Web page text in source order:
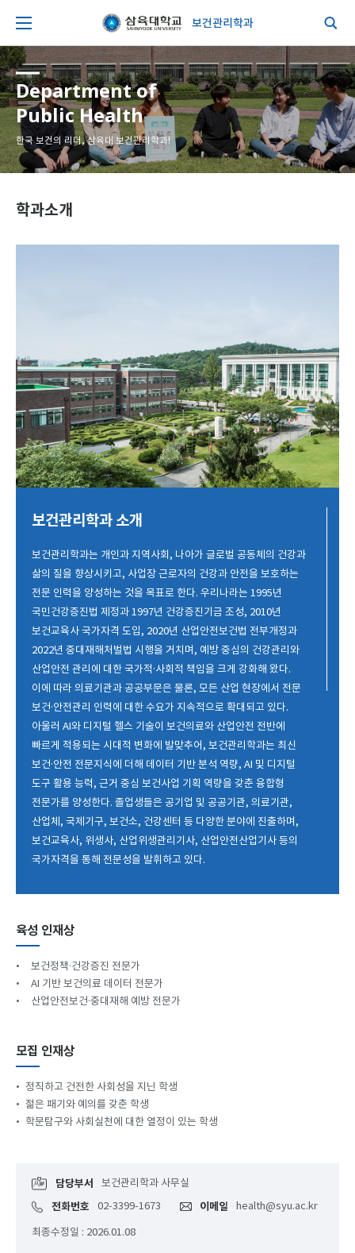
보건관리학과
Department of
Public Health
한국 보건의 리더, 삼육대 보건관리학과!
학과소개
보건관리학과 소개
보건관리학과는 개인과 지역사회, 나아가 글로벌 공동체의 건강과
삶의 질을 향상시키고, 사업장 근로자의 건강과 안전을 보호하는
전문 인력을 양성하는 것을 목표로 한다. 우리나라는 1995년
국민건강증진법 제정과 1997년 건강증진기금 조성, 2010년
보건교육사 국가자격 도입, 2020년 산업안전보건법 전부개정과
2022년 중대재해처벌법 시행을 거치며, 예방 중심의 건강관리와
산업안전 관리에 대한 국가적·사회적 책임을 크게 강화해 왔다.
이에 따라 의료기관과 공공부문은 물론, 모든 산업 현장에서 전문
보건·안전관리 인력에 대한 수요가 지속적으로 확대되고 있다.
아울러 AI와 디지털 헬스 기술이 보건의료와 산업안전 전반에
빠르게 적용되는 시대적 변화에 발맞추어, 보건관리학과는 최신
보건·안전 전문지식에 더해 데이터 기반 분석 역량, AI 및 디지털
도구 활용 능력, 근거 중심 보건사업 기획 역량을 갖춘 융합형
전문가를 양성한다. 졸업생들은 공기업 및 공공기관, 의료기관,
산업체, 국제기구, 보건소, 건강센터 등 다양한 분야에 진출하며,
보건교육사, 위생사, 산업위생관리기사, 산업안전산업기사 등의
국가자격을 통해 전문성을 발휘하고 있다.
육성 인재상
•
보건정책·건강증진 전문가
•
AI 기반 보건의료 데이터 전문가
•
산업안전보건·중대재해 예방 전문가
모집 인재상
• 정직하고 건전한 사회성을 지닌 학생
• 젊은 패기와 예의를 갖춘 학생
• 학문탐구와 사회실천에 대한 열정이 있는 학생
담당부서 보건관리학과 사무실
전화번호 02-3399-1673 이메일 health@syu.ac.kr
최종수정일 : 2026.01.08